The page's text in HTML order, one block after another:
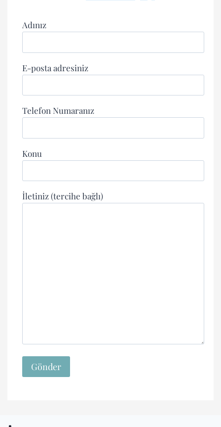
Adınız
E-posta adresiniz
Telefon Numaranız
Konu
İletiniz (tercihe bağlı)